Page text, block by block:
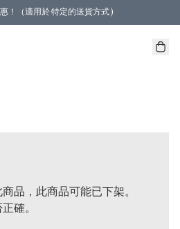
！（適用於 特定的送貨方式 )
品，此商品可能已下架。
確。